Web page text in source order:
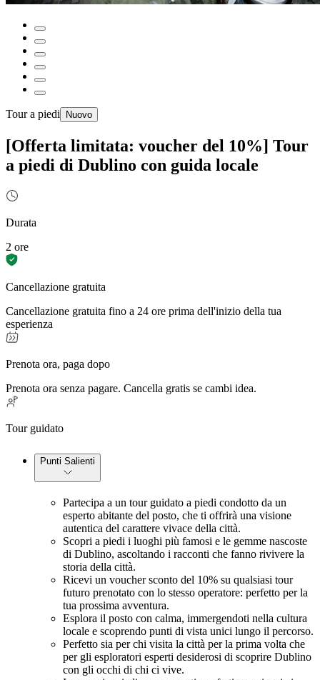
Tour a piedi Nuovo
[Offerta limitata: voucher del 10%] Tour
a piedi di Dublino con guida locale
Durata
2 ore
Cancellazione gratuita
Cancellazione gratuita fino a 24 ore prima dell'inizio della tua
esperienza
Prenota ora, paga dopo
Prenota ora senza pagare. Cancella gratis se cambi idea.
Tour guidato
Punti Salienti
Partecipa a un tour guidato a piedi condotto da un
esperto abitante del posto, che ti offrirà una visione
autentica del carattere vivace della città.
Scopri a piedi i luoghi più famosi e le gemme nascoste
di Dublino, ascoltando i racconti che fanno rivivere la
storia della città.
Ricevi un voucher sconto del 10% su qualsiasi tour
futuro prenotato con lo stesso operatore: perfetto per la
tua prossima avventura.
Esplora il posto con calma, immergendoti nella cultura
locale e scoprendo punti di vista unici lungo il percorso.
Perfetto sia per chi visita la città per la prima volta che
per gli esploratori esperti desiderosi di scoprire Dublino
con gli occhi di chi ci vive.